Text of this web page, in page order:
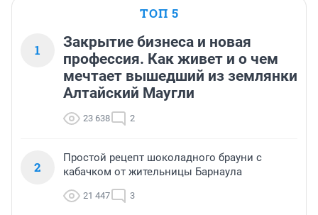
ТОП 5
1
Закрытие бизнеса и новая
профессия. Как живет и о чем
мечтает вышедший из землянки
Алтайский Маугли
23 638 2
2
Простой рецепт шоколадного брауни с
кабачком от жительницы Барнаула
21 447 3